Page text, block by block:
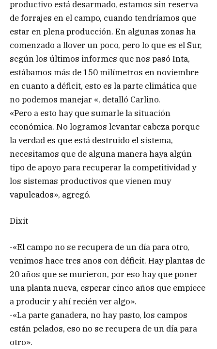
productivo está desarmado, estamos sin reserva
de forrajes en el campo, cuando tendríamos que
estar en plena producción. En algunas zonas ha
comenzado a llover un poco, pero lo que es el Sur,
según los últimos informes que nos pasó Inta,
estábamos más de 150 milímetros en noviembre
en cuanto a déficit, esto es la parte climática que
no podemos manejar «, detalló Carlino.
«Pero a esto hay que sumarle la situación
económica. No logramos levantar cabeza porque
la verdad es que está destruido el sistema,
necesitamos que de alguna manera haya algún
tipo de apoyo para recuperar la competitividad y
los sistemas productivos que vienen muy
vapuleados», agregó.
Dixit
-«El campo no se recupera de un día para otro,
venimos hace tres años con déficit. Hay plantas de
20 años que se murieron, por eso hay que poner
una planta nueva, esperar cinco años que empiece
a producir y ahí recién ver algo».
-«La parte ganadera, no hay pasto, los campos
están pelados, eso no se recupera de un día para
otro».